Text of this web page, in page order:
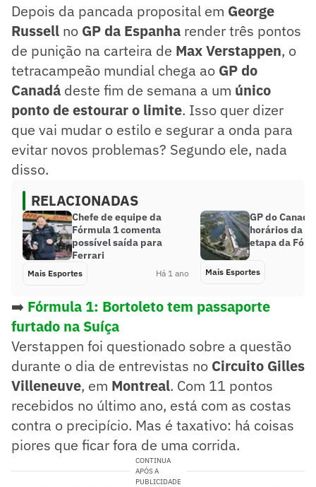
Depois da pancada proposital em George
Russell no GP da Espanha render três pontos
de punição na carteira de Max Verstappen, o
tetracampeão mundial chega ao GP do
Canadá deste fim de semana a um único
ponto de estourar o limite. Isso quer dizer
que vai mudar o estilo e segurar a onda para
evitar novos problemas? Segundo ele, nada
disso.
RELACIONADAS
Chefe de equipe da
Fórmula 1 comenta
possível saída para
Ferrari
Mais Esportes Há 1 ano
GP do
horários da
etapa da
Mais Esportes
➡️ Fórmula 1: Bortoleto tem passaporte
furtado na Suíça
Verstappen foi questionado sobre a questão
durante o dia de entrevistas no Circuito Gilles
Villeneuve, em Montreal. Com 11 pontos
recebidos no último ano, está com as costas
contra o precipício. Mas é taxativo: há coisas
piores que ficar fora de uma corrida.
CONTINUA
APÓS A
PUBLICIDADE